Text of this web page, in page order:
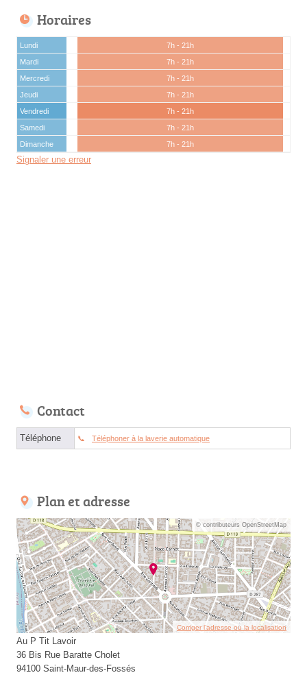
Horaires
Lundi
7h - 21h
Mardi
7h - 21h
Mercredi
7h - 21h
Jeudi
7h - 21h
Vendredi
7h - 21h
Samedi
7h - 21h
Dimanche
7h - 21h
Signaler une erreur
Contact
Téléphone Téléphoner à la laverie automatique
Plan et adresse
© contributeurs OpenStreetMap
Corriger l’adresse ou la localisation
Au P Tit Lavoir
36 Bis Rue Baratte Cholet
94100 Saint-Maur-des-Fossés